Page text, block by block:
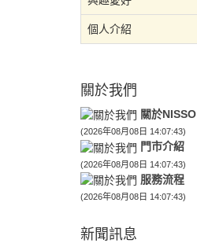
個人介紹
關於我們
關於NISSO
(2026年08月08日 14:07:43)
門市介紹
(2026年08月08日 14:07:43)
服務流程
(2026年08月08日 14:07:43)
新聞訊息